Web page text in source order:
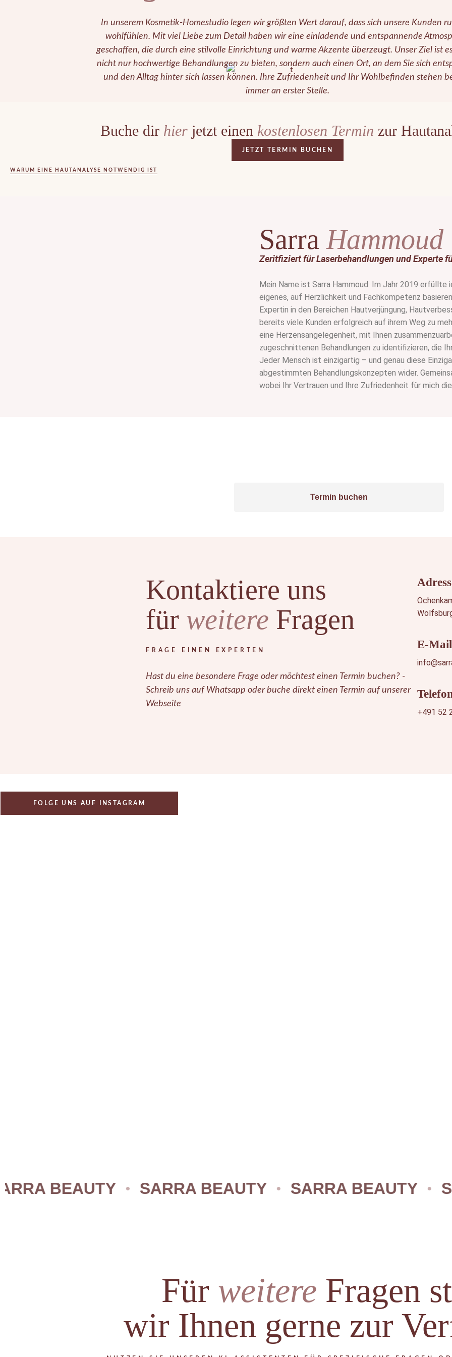
In unserem Kosmetik-Homestudio legen wir größten Wert darauf, dass sich unsere Kunden
wohlfühlen. Mit viel Liebe zum Detail haben wir eine einladende und entspannende
geschaffen, die durch eine stilvolle Einrichtung und warme Akzente überzeugt. Unser Ziel ist
nicht nur hochwertige Behandlungen zu bieten, sondern auch einen Ort, an dem Sie sich
und den Alltag hinter sich lassen können. Ihre Zufriedenheit und Ihr Wohlbefinden stehen
immer an erster Stelle.
Buche dir hierjetzt einen kostenlosen Termin zur
JETZT TERMIN BUCHEN
WARUM EINE HAUTANALYSE NOTWENDIG IST
SarraHammoud
Zeritfiziert für Laserbehandlungen undExperte
Mein Name ist Sarra Hammoud. Im Jahr 2019 erfüllte
eigenes, auf Herzlichkeit und Fachkompetenz
Expertin in den Bereichen Hautverjüngung,
bereits viele Kunden erfolgreich auf ihrem Weg zu
eine Herzensangelegenheit, mit Ihnen
zugeschnittenen Behandlungen zu identifizieren, die
Jeder Mensch ist einzigartig – und genau diese
abgestimmten Behandlungskonzepten wider.
wobei Ihr Vertrauen und Ihre Zufriedenheit für mich
Termin buchen
Kontaktiere uns
für weitere Fragen
FRAGE EINEN EXPERTEN
Hast du eine besondere Frage oder möchtest einen Termin buchen? -
Schreib uns auf Whatsapp oder buche direkt einen Termin auf unserer
Webseite
E-
i
+491 52
FOLGE UNS AUF INSTAGRAM
BEAUTY SARRA BEAUTY SARRA BEAUTY
Für weitere Fragen
wir Ihnen gerne zur